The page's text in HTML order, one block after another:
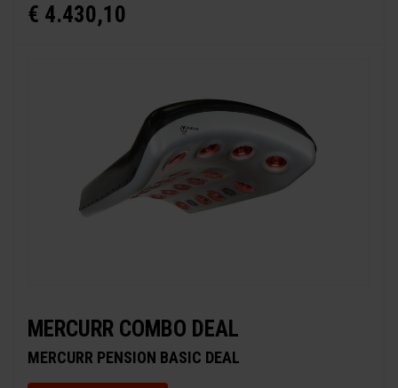
€ 4.430,10
MERCURR COMBO DEAL
MERCURR PENSION BASIC DEAL